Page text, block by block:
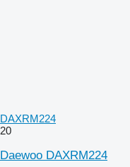
DAXRM224
20
Daewoo DAXRM224